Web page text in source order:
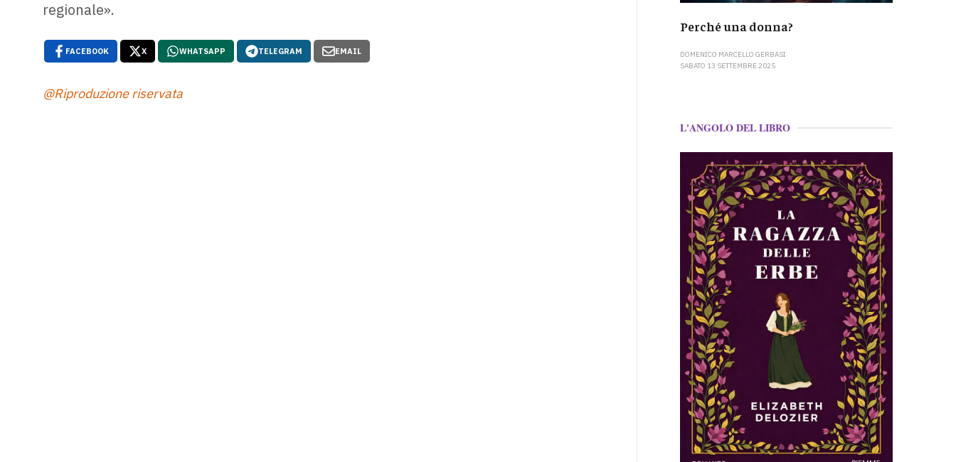
regionale».
FACEBOOK X WHATSAPP TELEGRAM EMAIL
@Riproduzione riservata
Perché una donna?
DOMENICO MARCELLO GERBASI
SABATO 13 SETTEMBRE 2025
L'ANGOLO DEL LIBRO